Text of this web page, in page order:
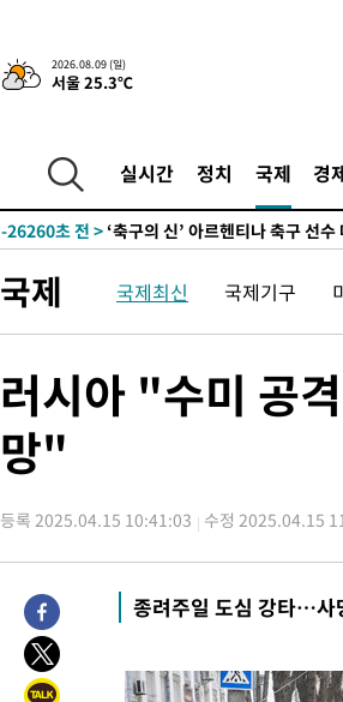
2026.08.09 (일)
서울 25.3℃
실시간 정치 국제 경
-26255초 전 >“美 이란전 무기 소진…북한과 분
-31109초 전 >이군이 불법 군시설 건설한 레바
-26291초 전 >
美 국방부, 켄달 전 공군장관 보
보, 언론 누출”
-26260초 전 >
-26235초 전 > “美 이란전 무기 소진…북한과 분
부상
-28247초 전 >
[속보]美중부 사령관, 이스라엘
-26311초 전 >美 국방부, 켄달 전 공군장관 보
-26255초 전 >“美 이란전 무기 소진…북한과 분
국제 국제최신 국제기구
러시아 "수미 공
망"
등록 2025.04.15 10:41:03 수정 2025.04.15
종려주일 도심 강타…